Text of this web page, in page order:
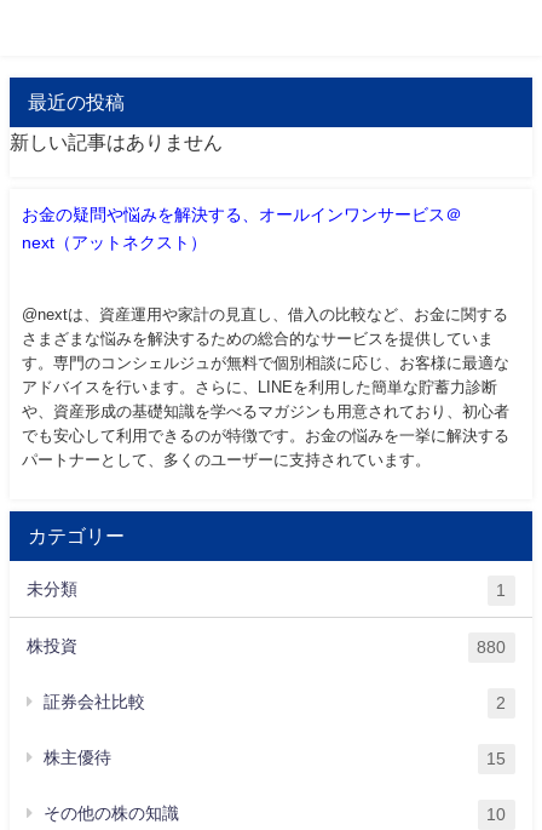
最近の投稿
新しい記事はありません
お金の疑問や悩みを解決する、オールインワンサービス＠
next（アットネクスト）
@nextは、資産運用や家計の見直し、借入の比較など、お金に関する
さまざまな悩みを解決するための総合的なサービスを提供していま
す。専門のコンシェルジュが無料で個別相談に応じ、お客様に最適な
アドバイスを行います。さらに、LINEを利用した簡単な貯蓄力診断
や、資産形成の基礎知識を学べるマガジンも用意されており、初心者
でも安心して利用できるのが特徴です。お金の悩みを一挙に解決する
パートナーとして、多くのユーザーに支持されています。
カテゴリー
未分類 1
株投資 880
証券会社比較 2
株主優待 15
その他の株の知識 10